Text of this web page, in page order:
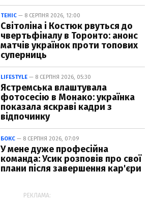
ТЕНІС — 8 СЕРПНЯ 2026, 12:00
Світоліна і Костюк рвуться до
чвертьфіналу в Торонто: анонс
матчів українок проти топових
суперниць
LIFESTYLE — 8 СЕРПНЯ 2026, 05:30
Ястремська влаштувала
фотосесію в Монако: українка
показала яскраві кадри з
відпочинку
БОКС — 8 СЕРПНЯ 2026, 07:09
У мене дуже професійна
команда: Усик розповів про свої
плани після завершення кар'єри
РЕКЛАМА: